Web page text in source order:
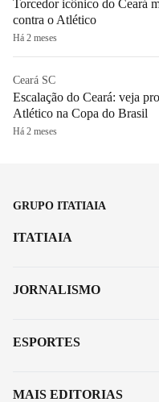
Torcedor icônico do Ceará
contra o Atlético
Há 2 meses
Ceará SC
Escalação do Ceará: veja
Atlético na Copa do Brasil
Há 2 meses
GRUPO ITATIAIA
ITATIAIA
JORNALISMO
ESPORTES
MAIS EDITORIAS